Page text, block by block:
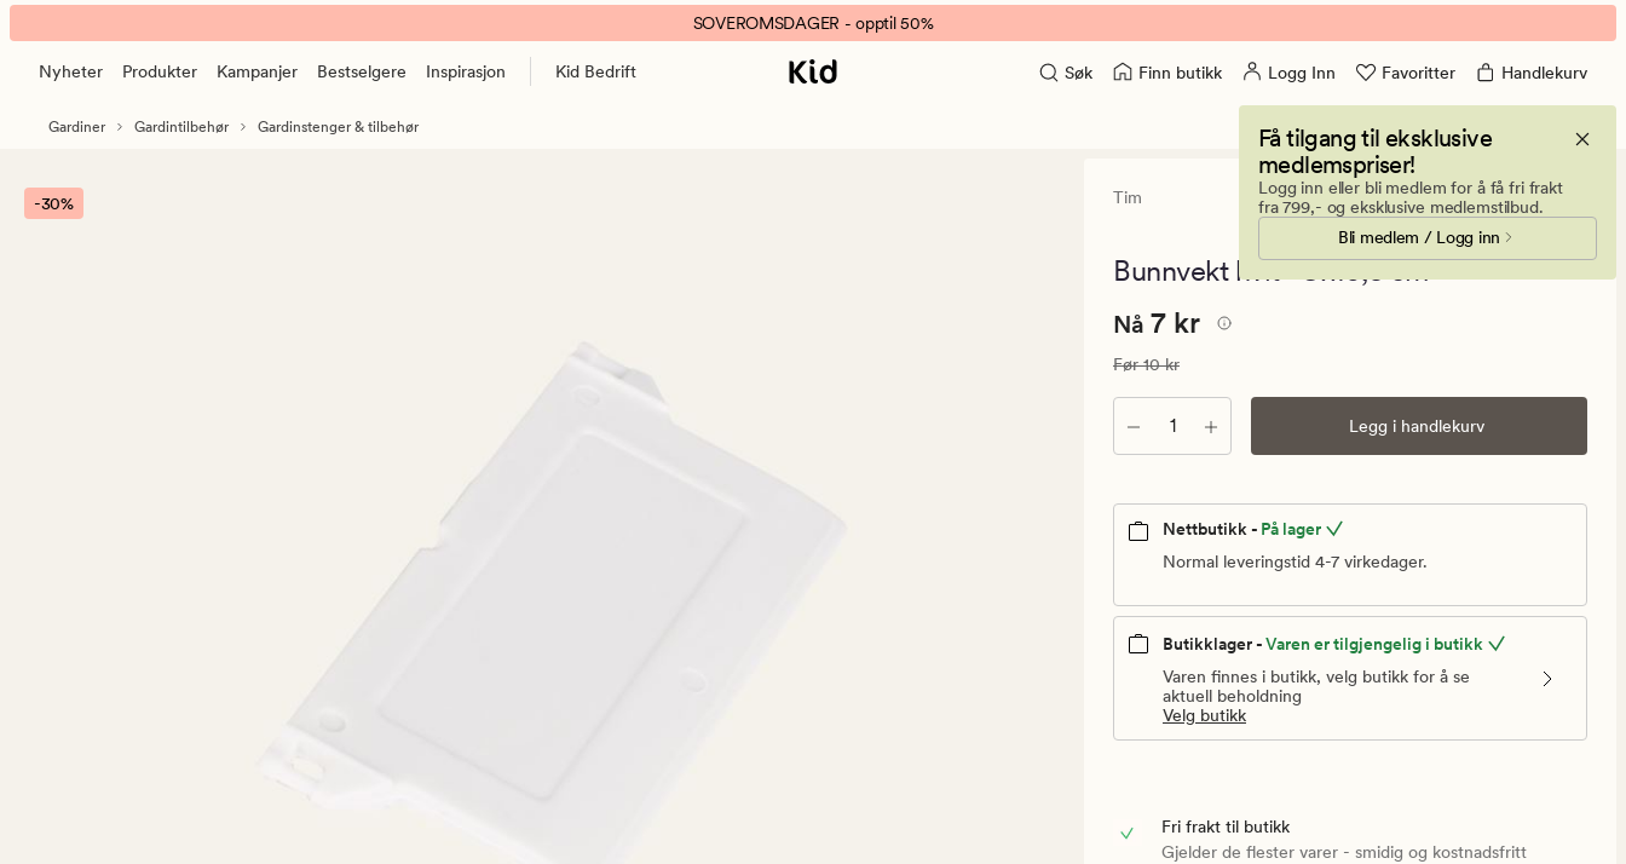
Tim
bunnvekt
banner.
Klikk
pause.
SOVEROMSDAGER - opptil 50%
Nyheter Produkter Kampanjer Bestselgere Inspirasjon Kid Bedrift Søk Finn butikk Logg Inn Favoritter Handlekurv
Få tilgang til eksklusive
medlemspriser!
Logg inn eller bli medlem for å få fri frakt
fra 799,- og eksklusive medlemstilbud.
Bli medlem / Logg inn
Gardiner Gardintilbehør Gardinstenger & tilbehør
-30% Tim
0
en
0
Bunnvekt hvit - 9x10,5 cm
Nåværende
7
kr.
Vanlig
pris
Nåværende pris
Nå 7 kr
Vanlig pris
Før10 kr
Antall Legg i handlekurv
Nettbutikk - På lager
Normal leveringstid 4-7 virkedager.
Butikklager -Varen er tilgjengelig i butikk
Varen finnes i butikk, velg butikk for å se
aktuell beholdning
Velg butikk
Fri frakt til butikk
Gjelder de flester varer - smidig og kostnadsfritt